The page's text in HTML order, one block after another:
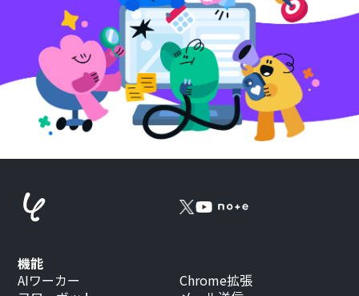
機能
AIワーカー
Chrome拡張